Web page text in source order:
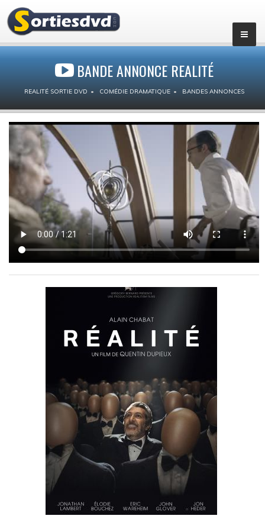
BANDE ANNONCE REALITÉ
REALITÉ SORTIE DVD COMÉDIE DRAMATIQUE BANDES ANNONCES